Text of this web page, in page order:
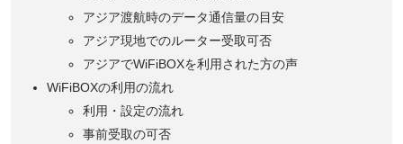
アジア渡航時のデータ通信量の目安
アジア現地でのルーター受取可否
アジアでWiFiBOXを利用された方の声
WiFiBOXの利用の流れ
利用・設定の流れ
事前受取の可否